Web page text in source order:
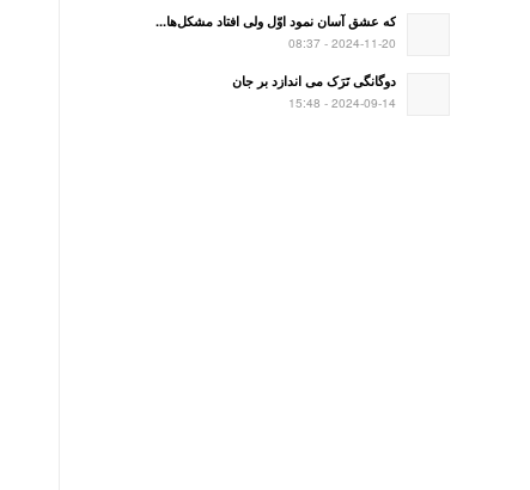
که عشق آسان نمود اوّل ولی افتاد مشکل‌ها...
2024-11-20 - 08:37
دوگانگی تَرَک می اندازد بر جان
2024-09-14 - 15:48